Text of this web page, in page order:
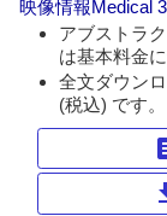
映像情報Medical
アブストラ
は基本料金
全文ダウン
(税込) です。